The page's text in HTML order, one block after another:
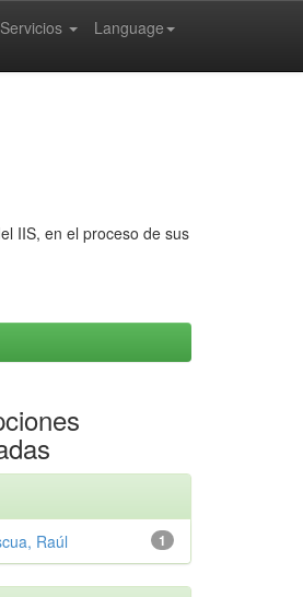
Language
Servicios
IIS, en el proceso de sus
1
Raúl